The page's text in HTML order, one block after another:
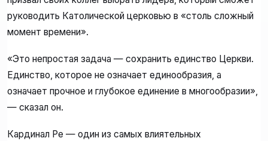
руководить Католической церковью в «столь сложный
момент времени».
«Это непростая задача — сохранить единство Церкви.
Единство, которое не означает единообразия, а
означает прочное и глубокое единение в многообразии»,
— сказал он.
Кардинал Ре — один из самых влиятельных